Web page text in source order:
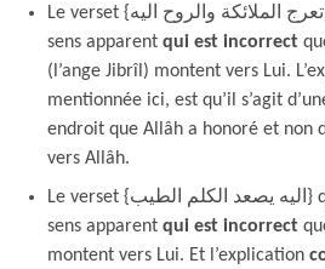
Le verset {تعرج الملائكة والروح اليه} qui signifierait selon le
sens apparent qui est incorrect
(l’ange Jibrîl) montent vers Lui.
mentionnée ici, est qu’il s’agit
endroit que Allâh a honoré et non
vers Allâh.
Le verset {اليه يصعد الكلم الطيب} qui signifierait selon le
sens apparent qui est incorrect
montent vers Lui. Et l’explication